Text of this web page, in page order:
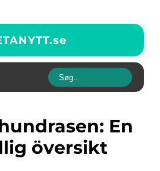
se
översikt